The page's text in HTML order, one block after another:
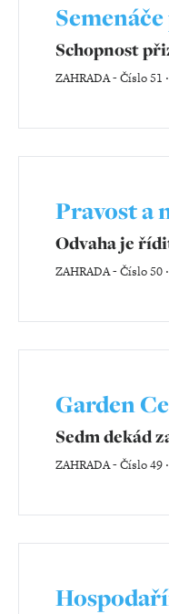
Schopnost
ZAHRADA-Číslo 51
Pravost a
Odvaha je
ZAHRADA-Číslo 50
Garden
Sedm dekád
ZAHRADA-Číslo 49